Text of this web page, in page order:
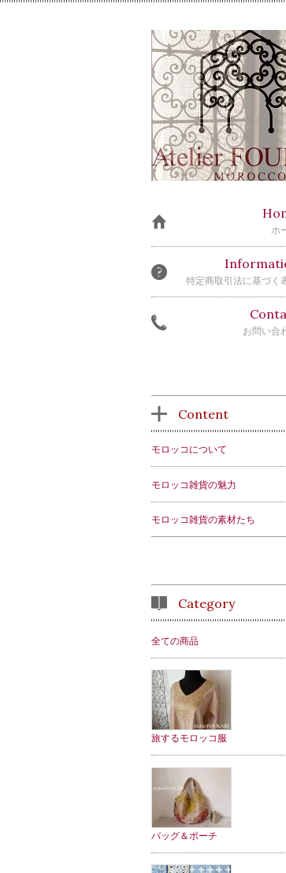
ホ
特定商取引法に基づく
お問い合
Content
モロッコについて
モロッコ雑貨の魅力
モロッコ雑貨の素材たち
Category
全ての商品
旅するモロッコ服
バッグ＆ポーチ